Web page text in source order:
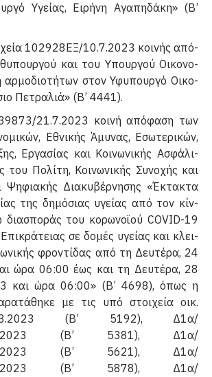
Υγείας, Ειρήνη Αγαπηδάκη» (Β’
102928ΕΞ/10.7.2023 κοινής από­
και του Υπουργού Οικονο­
αρμοδιοτήτων στον Υφυπουργό Οικο­
Πετραλιά» (Β’ 4441).
21.7.2023 κοινή απόφαση των
Εθνικής Άμυνας, Εσωτερικών,
Εργασίας και Κοινωνικής Ασφάλι­
του Πολίτη, Κοινωνικής Συνοχής και
Ψηφιακής Διακυβέρνησης «Έκτακτα
της δημόσιας υγείας από τον κίν­
διασποράς του κορωνοϊού COVID-19
σε δομές υγείας και κλει­
φροντίδας από τη Δευτέρα, 24
ώρα 06:00 έως και τη Δευτέρα, 28
και ώρα 06:00» (Β’ 4698), όπως η
με τις υπό στοιχεία οικ.
(Β’ 5192), Δ1α/
8.9.2023 (Β’ 5381), Δ1α/
(Β’ 5621), Δ1α/
(Β’ 5878), Δ1α/